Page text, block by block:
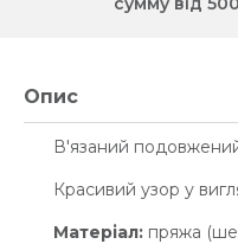
Опис
В'язаний
Красивий узор у
Матеріал: пряжа